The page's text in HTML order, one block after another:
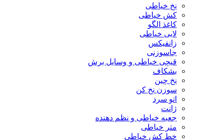
نخ خیاطی
کش خیاطی
کاغذ الگو
لایی خیاطی
زانفیکس
جاسوزنی
قیچی خیاطی و وسایل برش
بشکاف
نخ چین
سوزن نخ کن
اتو سرد
ژانت
جعبه خیاطی و نظم دهنده
متر خیاطی
خط کش خیاطی